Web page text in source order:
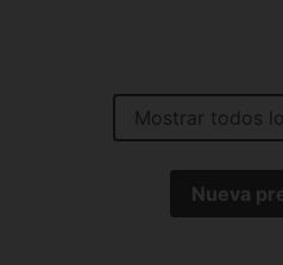
Mostrar todos
Nueva